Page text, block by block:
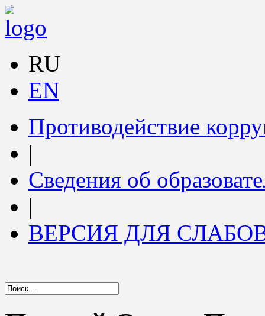
RU
EN
Противодействие
|
Сведения об
|
ВЕРСИЯ ДЛЯ